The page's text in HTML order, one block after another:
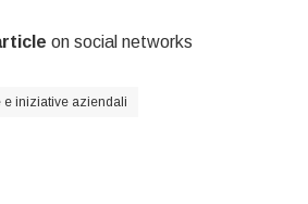
on social networks
iniziative aziendali